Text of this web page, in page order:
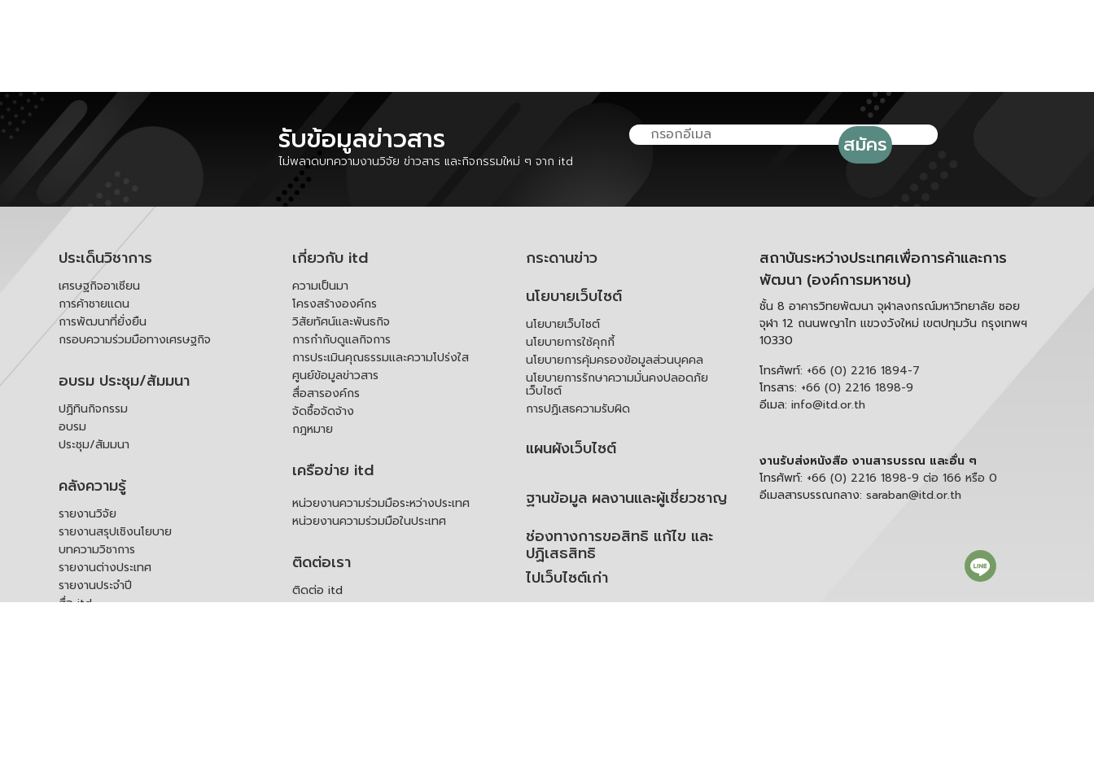
รับข้อมูลข่าวสาร
ไม่พลาดบทความงานวิจัย ข่าวสาร และกิจกรรมใหม่ ๆ จาก itd
ประเด็นวิชาการ
เศรษฐกิจอาเซียน
การค้าชายแดน
การพัฒนาที่ยั่งยืน
กรอบความร่วมมือทางเศรษฐกิจ
อบรม ประชุม/สัมมนา
ปฏิทินกิจกรรม
อบรม
ประชุม/สัมมนา
คลังความรู้
รายงานวิจัย
รายงานสรุปเชิงนโยบาย
บทความวิชาการ
รายงานต่างประเทศ
รายงานประจำปี
สื่อ itd
เกี่ยวกับ itd
ความเป็นมา
โครงสร้างองค์กร
วิสัยทัศน์และพันธกิจ
การกำกับดูแลกิจการ
การประเมินคุณธรรมและความโปร่งใส
ศูนย์ข้อมูลข่าวสาร
สื่อสารองค์กร
จัดซื้อจัดจ้าง
กฎหมาย
เครือข่าย itd
หน่วยงานความร่วมมือระหว่างประเทศ
หน่วยงานความร่วมมือในประเทศ
ติดต่อเรา
ติดต่อ itd
กระดานข่าว
นโยบายเว็บไซต์
นโยบายเว็บไซต์
นโยบายการใช้คุกกี้
นโยบายการคุ้มครองข้อมูลส่วนบุคคล
นโยบายการรักษาความมั่นคงปลอดภัย
เว็บไซต์
การปฏิเสธความรับผิด
แผนผังเว็บไซต์
ฐานข้อมูล ผลงานและผู้เชี่ยวชาญ
ช่องทางการขอสิทธิ แก้ไข และ
ปฏิเสธสิทธิ
ไปเว็บไซต์เก่า
สถาบันระหว่างประเทศเพื่อการค้าและการ
พัฒนา (องค์การมหาชน)
ชั้น 8 อาคารวิทยพัฒนา จุฬาลงกรณ์มหาวิทยาลัย ซอย
จุฬา 12 ถนนพญาไท แขวงวังใหม่ เขตปทุมวัน กรุงเทพฯ
10330
โทรศัพท์: +66 (0) 2216 1894-7
โทรสาร: +66 (0) 2216 1898-9
อีเมล: info@itd.or.th
งานรับส่งหนังสือ งานสารบรรณ และอื่น ๆ
โทรศัพท์: +66 (0) 2216 1898-9 ต่อ 166 หรือ 0
อีเมลสารบรรณกลาง: saraban@itd.or.th